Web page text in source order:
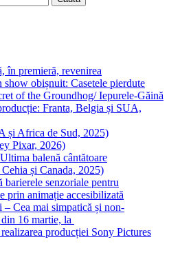
în premieră, revenirea
obișnuit: Casetele pierdute
of the Groundhog/ Iepurele-Găină
Franta, Belgia și SUA,
și Africa de Sud, 2025)
Pixar, 2026)
balenă cântătoare
și Canada, 2025)
senzoriale pentru
prin animație accesibilizată
Cea mai simpatică și non-
16 martie, la
producției Sony Pictures